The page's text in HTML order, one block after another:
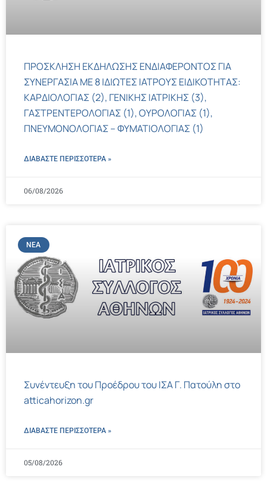
ΠΡΟΣΚΛΗΣΗ ΕΚΔΗΛΩΣΗΣ ΕΝΔΙΑΦΕΡΟΝΤΟΣ ΓΙΑ
ΣΥΝΕΡΓΑΣΙΑ ΜΕ 8 ΙΔΙΩΤΕΣ ΙΑΤΡΟΥΣ ΕΙΔΙΚΟΤΗΤΑΣ:
ΚΑΡΔΙΟΛΟΓΙΑΣ (2), ΓΕΝΙΚΗΣ ΙΑΤΡΙΚΗΣ (3),
ΓΑΣΤΡΕΝΤΕΡΟΛΟΓΙΑΣ (1), ΟΥΡΟΛΟΓΙΑΣ (1),
ΠΝΕΥΜΟΝΟΛΟΓΙΑΣ – ΦΥΜΑΤΙΟΛΟΓΙΑΣ (1)
ΔΙΑΒΑΣΤΕ ΠΕΡΙΣΣΌΤΕΡΑ »
06/08/2026
ΝΈΑ
Συνέντευξη του Προέδρου του ΙΣΑ Γ. Πατούλη στο
atticahorizon.gr
ΔΙΑΒΑΣΤΕ ΠΕΡΙΣΣΌΤΕΡΑ »
05/08/2026